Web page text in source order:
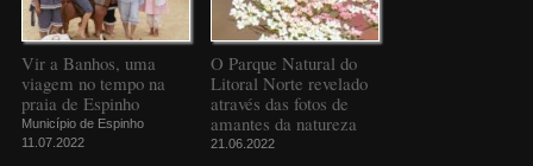
Vir a Banhos, uma
viagem no tempo na
praia de Espinho
Município de Espinho
11.07.2022
O Parque Natural do
Litoral Norte revelado
através das fotos de
amantes da natureza
21.06.2022